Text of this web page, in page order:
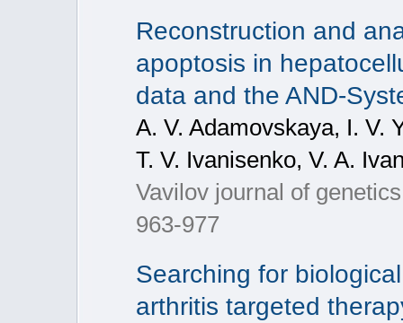
Reconstruction and
apoptosis in
data and the AND-
A. V. Adamovskaya, I. V.
T. V. Ivanisenko, V. A.
Vavilov journal of
963-977
Searching for
arthritis targeted